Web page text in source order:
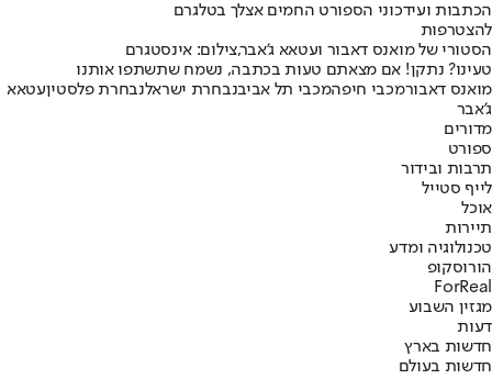
הכתבות ועידכוני הספורט החמים אצלך בטלגרם
להצטרפות
הסטורי של מואנס דאבור ועטאא ג'אבר,צילום: אינסטגרם
טעינו? נתקן! אם מצאתם טעות בכתבה, נשמח שתשתפו אותנו
מואנס דאבורמכבי חיפהמכבי תל אביבנבחרת ישראלנבחרת פלסטיןעטאא
ג'אבר
מדורים
ספורט
תרבות ובידור
לייף סטייל
אוכל
תיירות
טכנולוגיה ומדע
הורוסקופ
ForReal
מגזין השבוע
דעות
חדשות בארץ
חדשות בעולם